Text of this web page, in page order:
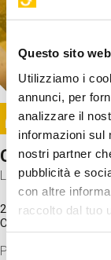
Questo sito
Utilizziamo i
annunci, per
analizzare il
informazioni sul
nostri partner
pubblicità e
con altre
raccolto dal tuo
Selezione
Image
Come
Laboratorio
20 Set 2026 / 11:15 -
Costo
Proveremo a